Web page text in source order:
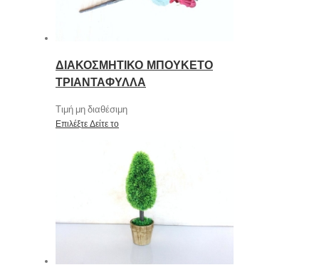
ΔΙΑΚΟΣΜΗΤΙΚΟ ΜΠΟΥΚΕΤΟ
ΤΡΙΑΝΤΑΦΥΛΛΑ
Τιμή μη διαθέσιμη
Επιλέξτε Δείτε το